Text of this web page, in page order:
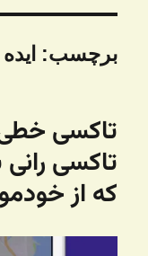
برچسب: ایده
تاکسی خطی
تاکسی
که از